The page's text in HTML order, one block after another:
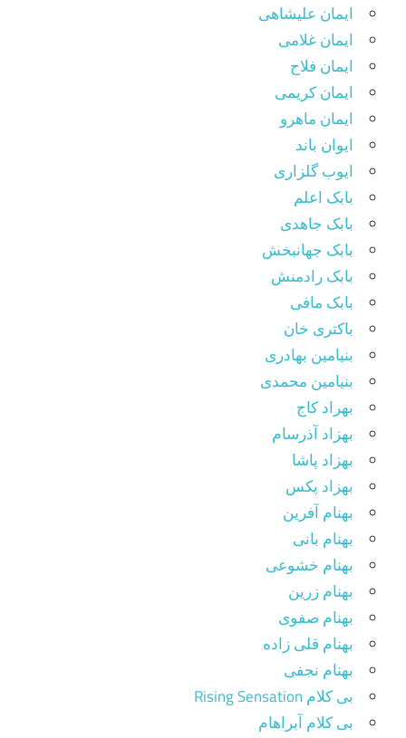
ایمان علیشاهی
ایمان غلامی
ایمان فلاح
ایمان کریمی
ایمان ماهرو
ایوان باند
ایوب گلزاری
بابک اعلم
بابک جاهدی
بابک جهانبخش
بابک رادمنش
بابک مافی
باکتری خان
بنیامین بهادری
بنیامین محمدی
بهراد کاج
بهزاد آذرسام
بهزاد پاشا
بهزاد پکس
بهنام آفرین
بهنام بانی
بهنام خشوعی
بهنام زرین
بهنام صفوی
بهنام قلی زاده
بهنام نجفی
بی کلام Rising Sensation
بی کلام آبراهام